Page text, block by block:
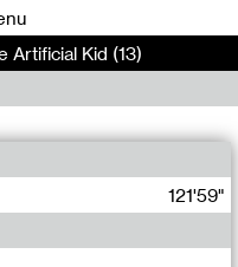
Artificial Kid (13)
121'59"